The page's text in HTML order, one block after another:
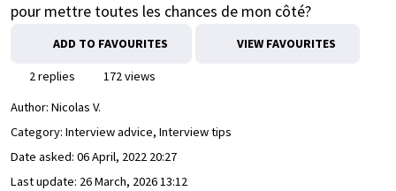
pour mettre toutes les chances de mon côté?
ADD TO FAVOURITES VIEW FAVOURITES
2 replies
172 views
Author: Nicolas V.
Category: Interview advice, Interview tips
Date asked: 06 April, 2022 20:27
Last update: 26 March, 2026 13:12